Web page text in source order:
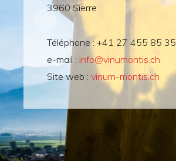
3960 Sierre
Téléphone : +41 27 455 85 35
e-mail : info@vinumontis.ch
Site web : vinum-montis.ch